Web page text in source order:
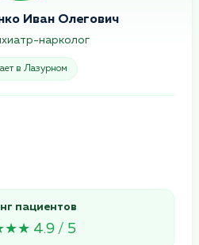
Иван Олегович
нарколог
в Лазурном
пациентов
4.9 / 5